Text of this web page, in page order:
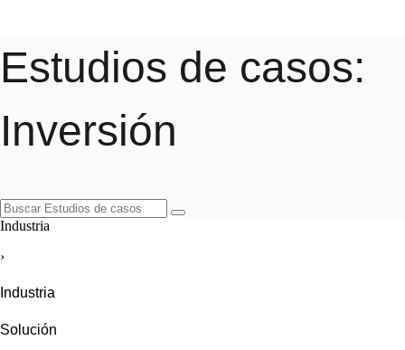
Estudios de casos:
Inversión
Industria
›
Industria
Solución